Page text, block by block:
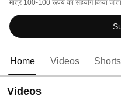
मात्र 100-100 रूपये का सहयोग किया
सदस्यों का रजिस्ट्रेशन अनिवार्य है*
Home Videos Shorts
Videos